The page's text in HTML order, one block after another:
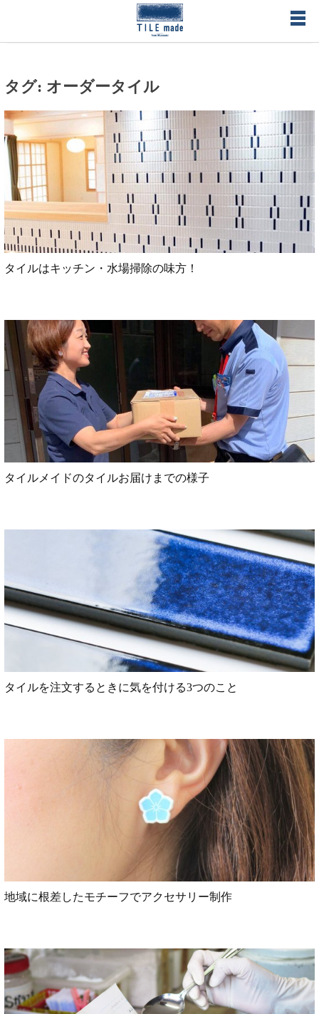
– TILE made タイルの形、色、空間を総合プロデュース 無料で
タグ: オーダータイル
タイルはキッチン・水場掃除の味方！
タイルメイドのタイルお届けまでの様子
タイルを注文するときに気を付ける3つのこと
地域に根差したモチーフでアクセサリー制作